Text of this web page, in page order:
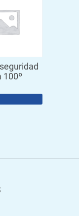
100º